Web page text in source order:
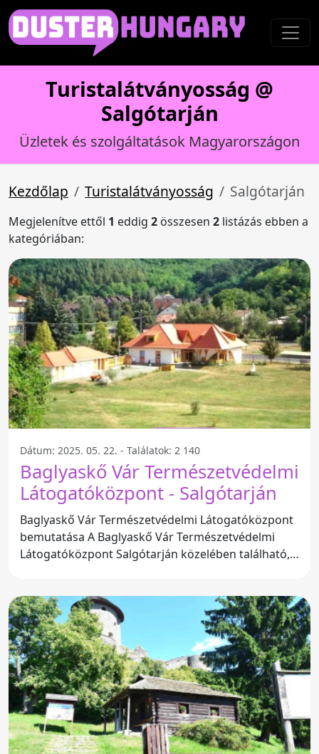
Turistalátványosság @
Salgótarján
Üzletek és szolgáltatások Magyarországon
Kezdőlap Turistalátványosság Salgótarján
Megjelenítve ettől 1 eddig 2 összesen 2 listázás ebben a
kategóriában:
Dátum: 2025. 05. 22. - Találatok: 2 140
Baglyaskő Vár Természetvédelmi
Látogatóközpont - Salgótarján
Baglyaskő Vár Természetvédelmi Látogatóközpont
bemutatása A Baglyaskő Vár Természetvédelmi
Látogatóközpont Salgótarján közelében található,